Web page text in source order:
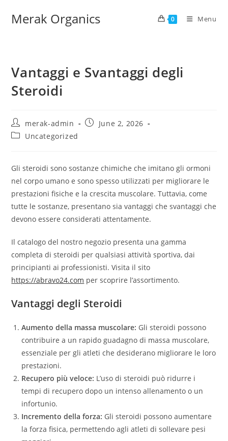
Merak Organics 0 Menu
Vantaggi e Svantaggi degli
Steroidi
merak-admin
June 2, 2026
Uncategorized
Gli steroidi sono sostanze chimiche che imitano gli ormoni
nel corpo umano e sono spesso utilizzati per migliorare le
prestazioni fisiche e la crescita muscolare. Tuttavia, come
tutte le sostanze, presentano sia vantaggi che svantaggi che
devono essere considerati attentamente.
Il catalogo del nostro negozio presenta una gamma
completa di steroidi per qualsiasi attività sportiva, dai
principianti ai professionisti. Visita il sito
https://abravo24.com per scoprire l’assortimento.
Vantaggi degli Steroidi
Aumento della massa muscolare: Gli steroidi possono
contribuire a un rapido guadagno di massa muscolare,
essenziale per gli atleti che desiderano migliorare le loro
prestazioni.
Recupero più veloce: L’uso di steroidi può ridurre i
tempi di recupero dopo un intenso allenamento o un
infortunio.
Incremento della forza: Gli steroidi possono aumentare
la forza fisica, permettendo agli atleti di sollevare pesi